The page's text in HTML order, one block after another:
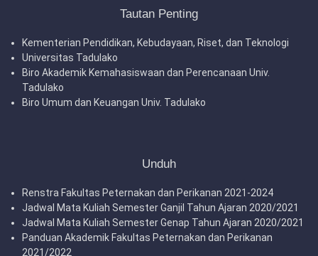
Tautan Penting
Kementerian Pendidikan, Kebudayaan, Riset, dan Teknologi
Universitas Tadulako
Biro Akademik Kemahasiswaan dan Perencanaan Univ.
Tadulako
Biro Umum dan Keuangan Univ. Tadulako
Unduh
Renstra Fakultas Peternakan dan Perikanan 2021-2024
Jadwal Mata Kuliah Semester Ganjil Tahun Ajaran 2020/2021
Jadwal Mata Kuliah Semester Genap Tahun Ajaran 2020/2021
Panduan Akademik Fakultas Peternakan dan Perikanan
2021/2022